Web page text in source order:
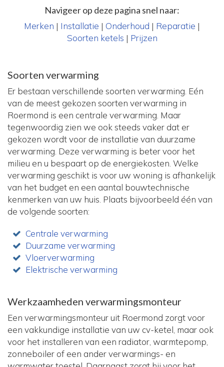
Navigeer op deze pagina snel naar:
Merken | Installatie | Onderhoud | Reparatie |
Soorten ketels | Prijzen
Soorten verwarming
Er bestaan verschillende soorten verwarming. Eén
van de meest gekozen soorten verwarming in
Roermond is een centrale verwarming. Maar
tegenwoordig zien we ook steeds vaker dat er
gekozen wordt voor de installatie van duurzame
verwarming. Deze verwarming is beter voor het
milieu en u bespaart op de energiekosten. Welke
verwarming geschikt is voor uw woning is afhankelijk
van het budget en een aantal bouwtechnische
kenmerken van uw huis. Plaats bijvoorbeeld één van
de volgende soorten:
Centrale verwarming
Duurzame verwarming
Vloerverwarming
Elektrische verwarming
Werkzaamheden verwarmingsmonteur
Een verwarmingsmonteur uit Roermond zorgt voor
een vakkundige installatie van uw cv-ketel, maar ook
voor het installeren van een radiator, warmtepomp,
zonneboiler of een ander verwarmings- en